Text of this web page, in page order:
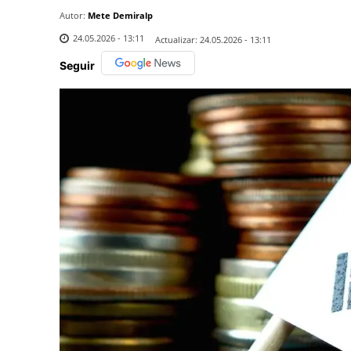
Autor: Mete Demiralp
24.05.2026 - 13:11
Actualizar: 24.05.2026 - 13:11
Seguir